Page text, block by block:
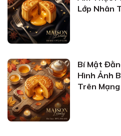
Lớp Nhân
Bí Mật
Hình Ảnh
Trên